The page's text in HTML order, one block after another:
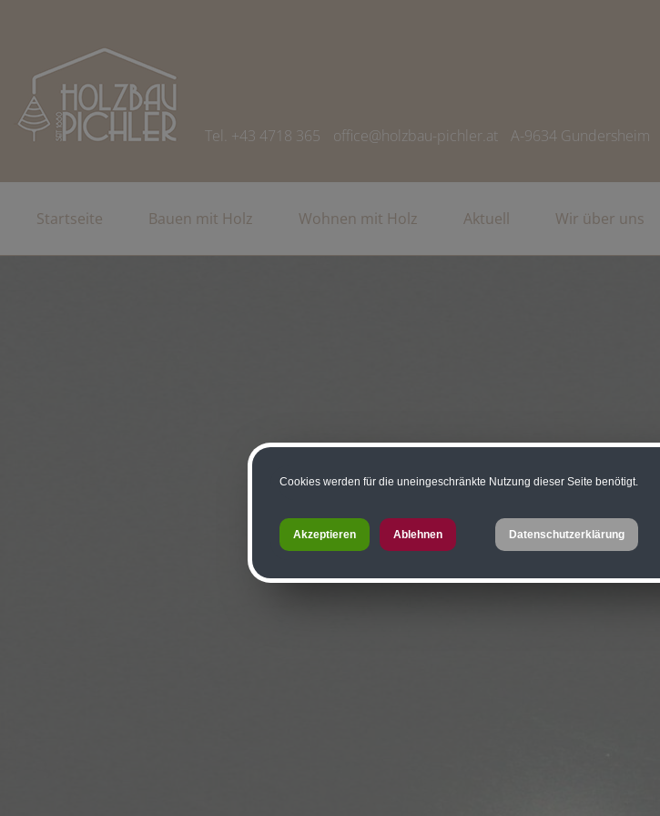
Tel. +43 4718 365 office@holzbau-pichler.at A-9634 Gundersheim
Startseite Bauen mit Holz Wohnen mit Holz Aktuell Wir über uns
Cookies werden für die uneingeschränkte Nutzung dieser Seite benötigt.
Akzeptieren Ablehnen Datenschutzerklärung